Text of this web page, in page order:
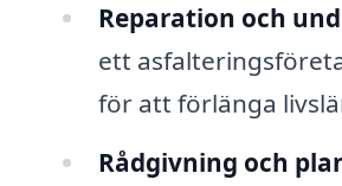
Reparation och
ett
för att förlänga
Rådgivning och